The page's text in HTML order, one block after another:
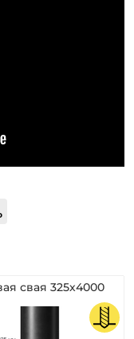
свая 325х4000